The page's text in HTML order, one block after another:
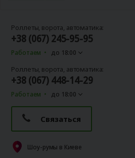
Роллеты, ворота, автоматика:
+38 (067) 245-95-95
Работаем
до 18:00
Роллеты, ворота, автоматика:
+38 (067) 448-14-29
Работаем до 18:00
Связаться
Шоу-румы в Киеве